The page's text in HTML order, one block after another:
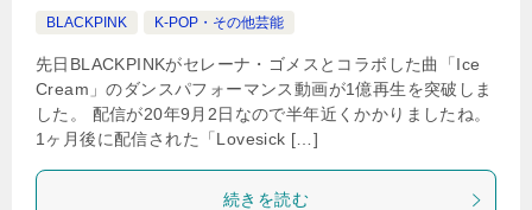
BLACKPINK
K-POP・その他芸能
先日BLACKPINKがセレーナ・ゴメスとコラボした曲「Ice
Cream」のダンスパフォーマンス動画が1億再生を突破しま
した。 配信が20年9月2日なので半年近くかかりましたね。
1ヶ月後に配信された「Lovesick […]
続きを読む